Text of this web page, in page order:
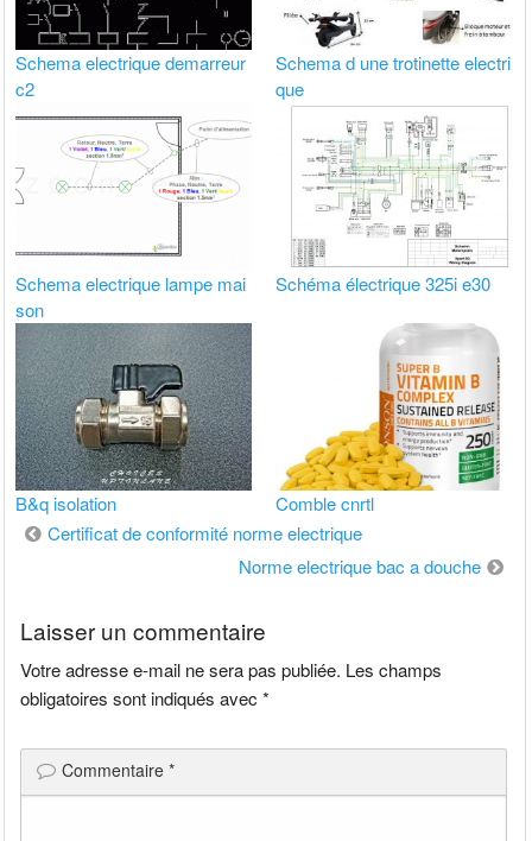
Schema electrique demarreur
c2
Schema d une trotinette electri
que
Schema electrique lampe mai
son
Schéma électrique 325i e30
B&q isolation Comble cnrtl
Navigation
Certificat de conformité norme electrique
Norme electrique bac a douche
Laisser un commentaire
Votre adresse e-mail ne sera pas publiée. Les champs
obligatoires sont indiqués avec*
Commentaire*